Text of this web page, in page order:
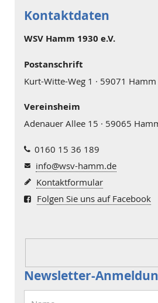
Kontaktdaten
WSV Hamm 1930 e.V.
Postanschrift
Kurt-Witte-Weg 1 · 59071 Hamm
Vereinsheim
Adenauer Allee 15 · 59065
0160 15 36 189
info@wsv-hamm.de
Kontaktformular
Folgen Sie uns auf Facebook
Newsletter-